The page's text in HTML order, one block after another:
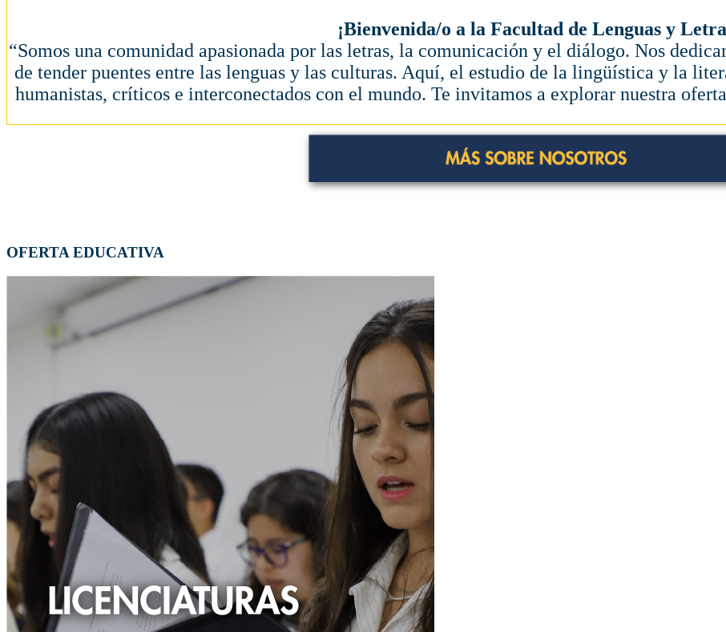
¡Bienvenida/o a la Facultad de Lenguas y
“Somos una comunidad apasionada por las letras, la comunicación y el diálogo. Nos
de tender puentes entre las lenguas y las culturas. Aquí, el estudio de la lingüística y la
humanistas, críticos e interconectados con el mundo. Te invitamos a explorar nuestra
OFERTA EDUCATIVA